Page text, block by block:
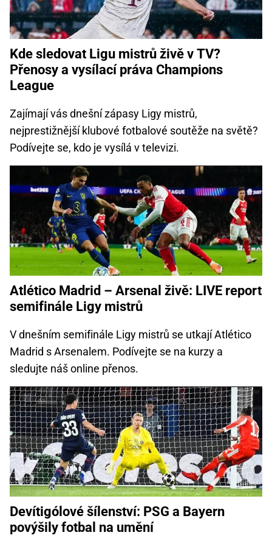
Kde sledovat Ligu mistrů živě v TV?
Přenosy a vysílací práva Champions
League
Zajímají vás dnešní zápasy Ligy mistrů,
nejprestižnější klubové fotbalové soutěže na světě?
Podívejte se, kdo je vysílá v televizi.
Atlético Madrid – Arsenal živě: LIVE report
semifinále Ligy mistrů
V dnešním semifinále Ligy mistrů se utkají Atlético
Madrid s Arsenalem. Podívejte se na kurzy a
sledujte náš online přenos.
Devítigólové šílenství: PSG a Bayern
povýšily fotbal na umění